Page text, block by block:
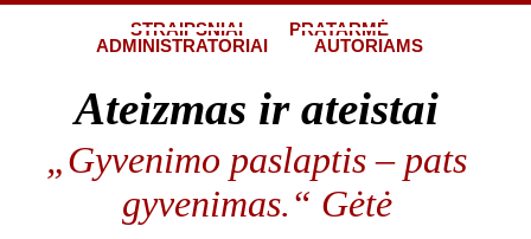
STRAIPSNIAI
PRATARMĖ
ADMINISTRATORIAI
AUTORIAMS
Ateizmas ir ateistai
„Gyvenimo paslaptis – pats
gyvenimas.“ Gėtė